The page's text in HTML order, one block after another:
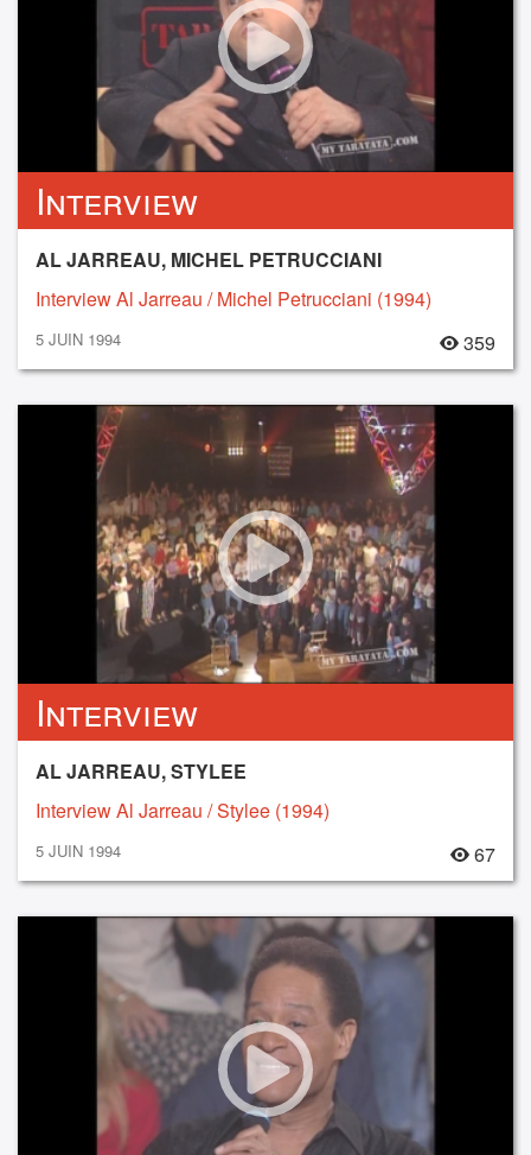
Interview
AL JARREAU, MICHEL PETRUCCIANI
Interview Al Jarreau / Michel Petrucciani (1994)
5 JUIN 1994 359
Interview
AL JARREAU, STYLEE
Interview Al Jarreau / Stylee (1994)
5 JUIN 1994 67